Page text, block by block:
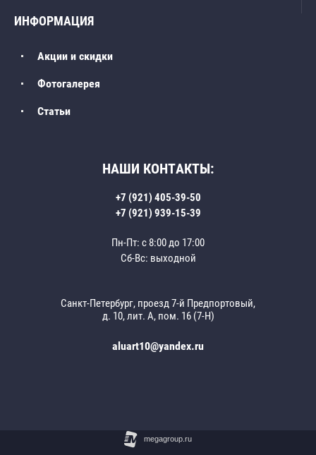
ИНФОРМАЦИЯ
Акции и скидки
Фотогалерея
Статьи
НАШИ КОНТАКТЫ:
+7 (921) 405-39-50
+7 (921) 939-15-39
Пн-Пт: с 8:00 до 17:00
Сб-Вс: выходной
Санкт-Петербург, проезд 7-й Предпортовый,
д. 10, лит. А, пом. 16 (7-Н)
aluart10@yandex.ru